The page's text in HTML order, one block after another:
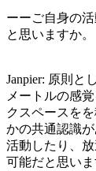
ーーご自身の
と思いますか。
Janpier: 原則と
メートルの感
クスペースを
かの共通認識
活動したり、
可能だと思い